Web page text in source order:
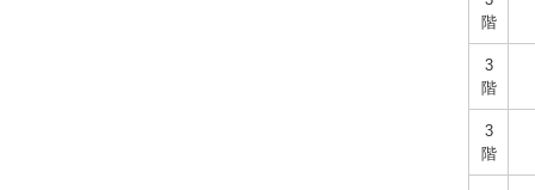
階
3
階
3
階